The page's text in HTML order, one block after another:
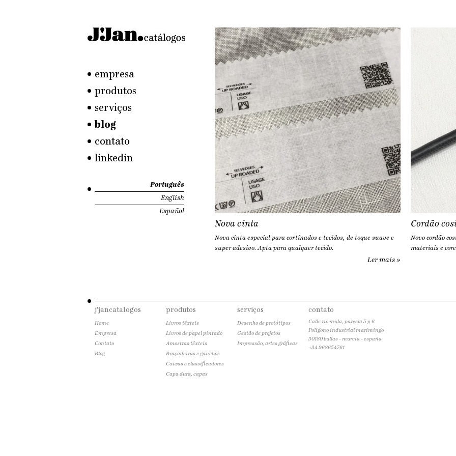
empresa
produtos
serviços
blog
contato
linkedin
Português
English
Español
Nova cinta
Nova cinta especial para cortinados e tecidos, de toque suave e
super adesivo. Apta para qualquer tecido.
Ler mais »
Cordão
Novo cordão
materiais e
j'jancatalogos
Home
Empresa
Contato
Blog
produtos
Livros têxteis
Livros de papel pintado
Amostras têxteis
Braçadeiras e ganchos
Caixas e classificadores
Capa dura, capas
serviços
Desenho de protótipos
Gestão de projetos
Impressão, artes gráficas
contato
Calle rio mula, parcela 5 y 6
Polígono industrial marimingo
30180 bullas - murcia - españa
+34 968654761